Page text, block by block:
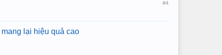
#4
lại hiệu quả cao